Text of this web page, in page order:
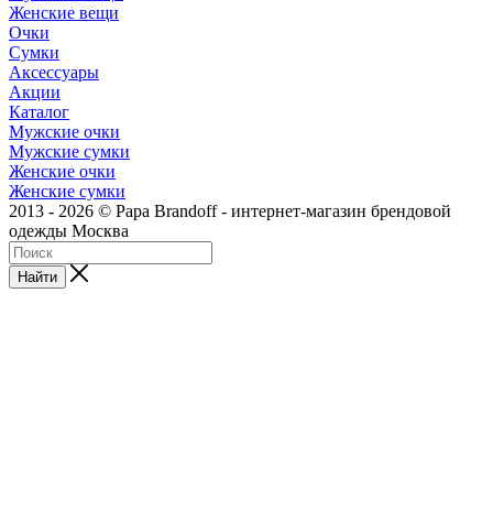
Женские вещи
Очки
Сумки
Аксессуары
Акции
Каталог
Мужские очки
Мужские сумки
Женские очки
Женские сумки
2013 - 2026 © Papa Brandoff - интернет-магазин брендовой
одежды Москва
Найти